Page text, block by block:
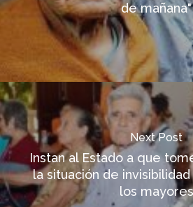
de mañana"
Next Post
Instan al Estado a que
la situación de
los mayores